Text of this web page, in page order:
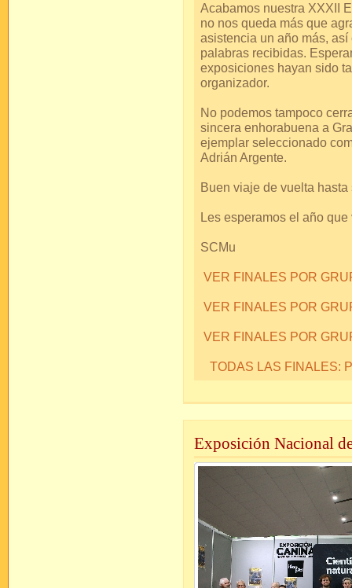
Acabamos nuestra XXXII
no nos queda más que
asistencia un año más,
palabras recibidas.
exposiciones hayan sido
organizador.
No podemos tampoco
sincera enhorabuena a
ejemplar seleccionado
Adrián Argente.
Buen viaje de vuelta
Les esperamos el año que
SCMu
VER FINALES POR
VER FINALES POR
VER FINALES POR
TODAS LAS FINALES:
Exposición Nacional